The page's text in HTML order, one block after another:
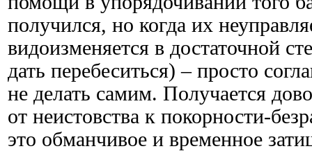
получился, но когда их
видоизменяется в достаточной
дать перебеситься) – просто
не делать самим. Получается
от неистовства к покорности-
это обманчивое и временное